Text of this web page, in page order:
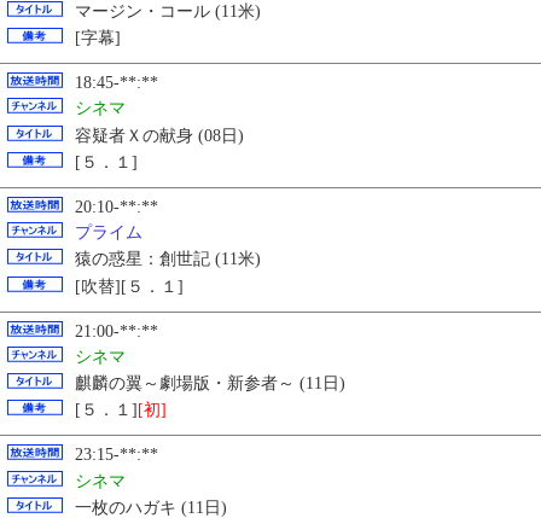
マージン・コール (11米)
[字幕]
18:45-**:**
シネマ
容疑者Ｘの献身 (08日)
[５．１]
20:10-**:**
プライム
猿の惑星：創世記 (11米)
[吹替][５．１]
21:00-**:**
シネマ
麒麟の翼～劇場版・新参者～ (11日)
[５．１] [初]
23:15-**:**
シネマ
一枚のハガキ (11日)